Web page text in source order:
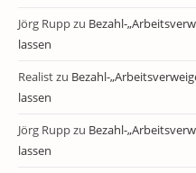
Jörg Ruppzu Bezahl-
lassen
Realistzu Bezahl-
lassen
Jörg Ruppzu Bezahl-
lassen